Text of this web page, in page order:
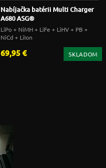
Nabíjačka batérii Multi Charger
A680 ASG®
LiPo + NiMH + LiFe + LiHV + PB +
NiCd + LiIon
69,95 € SKLADOM